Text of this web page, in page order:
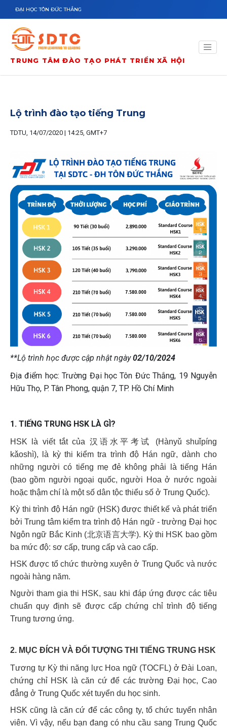
Nhảy đến nội dung
ĐẠI HỌC TÔN ĐỨC THẮNG
TRUNG TÂM ĐÀO TẠO PHÁT TRIỂN XÃ HỘI
Lộ trình đào tạo tiếng Trung
TDTU, 14/07/2020 | 14:25, GMT+7
**Lộ trình học được cập nhật ngày02/10/2024
Địa điểm học: Trường Đại học Tôn Đức Thắng, 19 Nguyễn
Hữu Thọ, P. Tân Phong, quận 7, TP. Hồ Chí Minh
1. TIẾNG TRUNG HSK LÀ GÌ?
HSK là viết tắt của 汉语水平考试 (Hànyǔ shuǐpíng
kǎoshì), là kỳ thi kiểm tra trình độ Hán ngữ, dành cho
những người có tiếng mẹ đẻ không phải là tiếng Hán
(bao gồm người ngoại quốc, người Hoa ở nước ngoài
hoặc thậm chí là một số dân tộc thiểu số ở Trung Quốc).
Kỳ thi trình độ Hán ngữ (HSK) được thiết kế và phát triển
bởi Trung tâm kiểm tra trình độ Hán ngữ - trường Đại học
Ngôn ngữ Bắc Kinh (北京语言大学). Kỳ thi HSK bao gồm
ba mức độ: sơ cấp, trung cấp và cao cấp.
HSK được tổ chức thường xuyên ở Trung Quốc và nước
ngoài hàng năm.
Người tham gia thi HSK, sau khi đáp ứng được các tiêu
chuẩn quy định sẽ được cấp chứng chỉ trình độ tiếng
Trung tương ứng.
2. MỤC ĐÍCH VÀ ĐỐI TƯỢNG THI TIẾNG TRUNG HSK
Tương tự Kỳ thi năng lực Hoa ngữ (TOCFL) ở Đài Loan,
chứng chỉ HSK là căn cứ để các trường Đại học, Cao
đẳng ở Trung Quốc xét tuyển du học sinh.
HSK cũng là căn cứ để các công ty, tổ chức tuyển nhân
viên. Vì vậy, nếu bạn đang có nhu cầu sang Trung Quốc